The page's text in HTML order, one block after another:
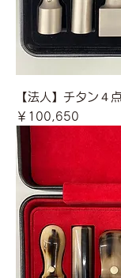
【法人】チタン４
価格
￥100,650